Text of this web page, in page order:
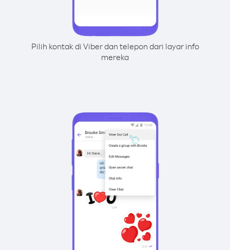
Pilih kontak di Viber dan telepon dari layar info
mereka